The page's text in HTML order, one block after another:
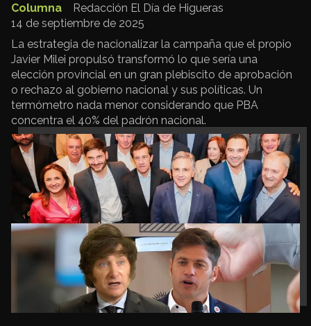
Redacción El Día de Higueras
Columna
14 de septiembre de 2025
La estrategia de nacionalizar la campaña que el propio
Javier Milei propulsó transformó lo que sería una
elección provincial en un gran plebiscito de aprobación
o rechazo al gobierno nacional y sus políticas. Un
termómetro nada menor considerando que PBA
concentra el 40% del padrón nacional.